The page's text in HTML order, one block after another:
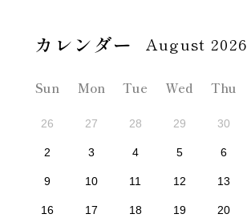
August 2026
Sun Mon Tue Wed Thu
26 27 28 29 30
2 3 4 5 6
9 10 11 12 13
16 17 18 19 20